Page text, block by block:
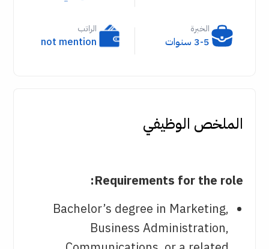
الخبرة
3-5 سنوات
الراتب
not mention
الملخص الوظيفي
Requirements for the role:
Bachelor’s degree in Marketing,
Business Administration,